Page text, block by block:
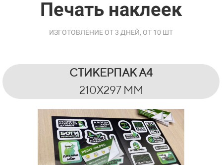
Печать наклеек
ИЗГОТОВЛЕНИЕ ОТ 3 ДНЕЙ, ОТ 10 ШТ
СТИКЕРПАК А4
210Х297 ММ